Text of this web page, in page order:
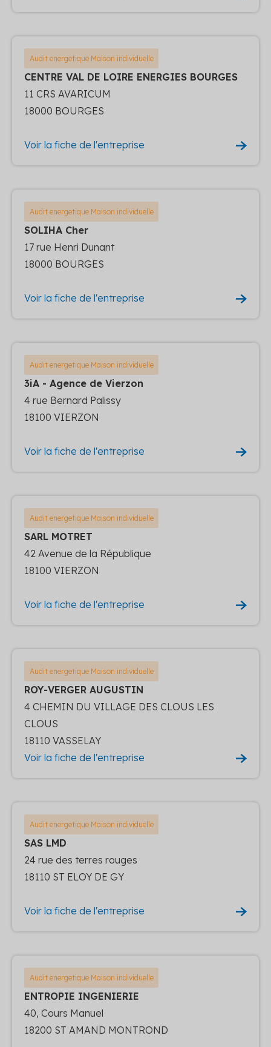
Audit energetique Maison individuelle
CENTRE VAL DE LOIRE ENERGIES BOURGES
11 CRS AVARICUM
18000 BOURGES
Voir la fiche de l'entreprise
Audit energetique Maison individuelle
SOLIHA Cher
17 rue Henri Dunant
18000 BOURGES
Voir la fiche de l'entreprise
Audit energetique Maison individuelle
3iA - Agence de Vierzon
4 rue Bernard Palissy
18100 VIERZON
Voir la fiche de l'entreprise
Audit energetique Maison individuelle
SARL MOTRET
42 Avenue de la République
18100 VIERZON
Voir la fiche de l'entreprise
Audit energetique Maison individuelle
ROY-VERGER AUGUSTIN
4 CHEMIN DU VILLAGE DES CLOUS LES
CLOUS
18110 VASSELAY
Voir la fiche de l'entreprise
Audit energetique Maison individuelle
SAS LMD
24 rue des terres rouges
18110 ST ELOY DE GY
Voir la fiche de l'entreprise
Audit energetique Maison individuelle
ENTROPIE INGENIERIE
40, Cours Manuel
18200 ST AMAND MONTROND